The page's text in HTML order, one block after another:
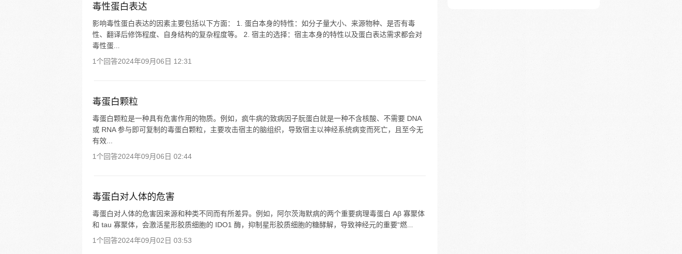
毒性蛋白表达
影响毒性蛋白表达的因素主要包括以下方面： 1. 蛋白本身的特性：如分子量大小、来源物种、是否有毒
性、翻译后修饰程度、自身结构的复杂程度等。 2. 宿主的选择：宿主本身的特性以及蛋白表达需求都会对
毒性蛋...
1个回答2024年09月06日 12:31
毒蛋白颗粒
毒蛋白颗粒是一种具有危害作用的物质。例如，疯牛病的致病因子朊蛋白就是一种不含核酸、不需要 DNA
或 RNA 参与即可复制的毒蛋白颗粒，主要攻击宿主的脑组织，导致宿主以神经系统病变而死亡，且至今无
有效...
1个回答2024年09月06日 02:44
毒蛋白对人体的危害
毒蛋白对人体的危害因来源和种类不同而有所差异。例如，阿尔茨海默病的两个重要病理毒蛋白 Aβ 寡聚体
和 tau 寡聚体，会激活星形胶质细胞的 IDO1 酶，抑制星形胶质细胞的糖酵解，导致神经元的重要“燃...
1个回答2024年09月02日 03:53